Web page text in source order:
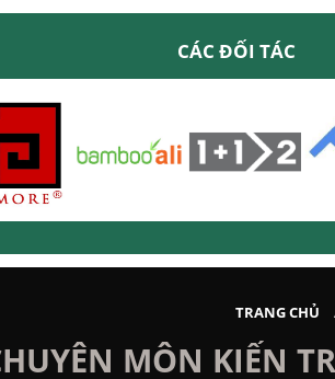
CÁC ĐỐI TÁC
TRANG CHỦ
MÔN KIẾN